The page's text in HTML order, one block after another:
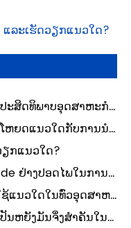
ລະ​ເຮັດ​ວຽກ​ແນວ​ໃດ?
ະສິດທິພາບອຸດສາຫະກໍາ
ຫຍດແນວໃດກັບການນໍາ
ກແນວໃດ?
ຢ່າງປອດໄພໃນການ
ແນວໃດໃນທົ່ວອຸດສາຫະ
ນຫຍັງມັນຈຶ່ງສໍາຄັນໃນ